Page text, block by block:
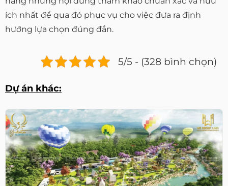
ích nhất để qua đó phục vụ cho việc đưa ra định
hướng lựa chọn đúng đắn.
5/5 - (328 bình chọn)
Dự án khác: